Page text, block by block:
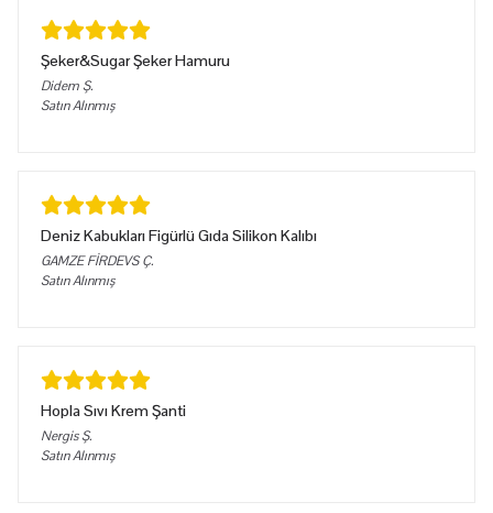
Şeker&Sugar Şeker Hamuru
Didem Ş.
Satın Alınmış
Deniz Kabukları Figürlü Gıda Silikon Kalıbı
GAMZE FİRDEVS Ç.
Satın Alınmış
Hopla Sıvı Krem Şanti
Nergis Ş.
Satın Alınmış